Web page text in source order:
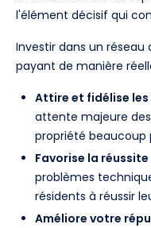
l'élément décisif qui
Investir dans un réseau
payant de manière
Attire et fidélise
attente majeure
propriété beaucoup
Favorise la
problèmes
résidents à réussir
Améliore votre